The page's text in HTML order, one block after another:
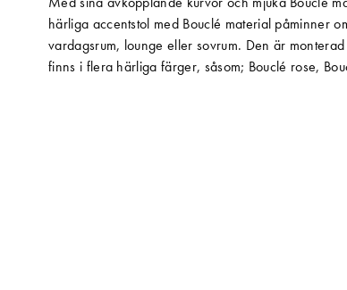
härliga accentstol med Bouclé material påminner
vardagsrum, lounge eller sovrum. Den är
finns i flera härliga färger, såsom; Bouclé rose,